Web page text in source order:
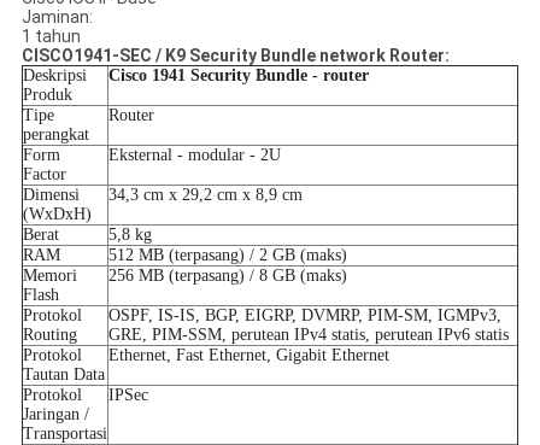
Jaminan:
1 tahun
CISCO1941-SEC / K9 Security Bundle network Router:
Deskripsi
Produk
Cisco 1941 Security Bundle - router
Tipe
perangkat
Router
Form
Factor
Eksternal - modular - 2U
Dimensi
(WxDxH)
34,3 cm x 29,2 cm x 8,9 cm
Berat
5,8 kg
RAM
512 MB (terpasang) / 2 GB (maks)
Memori
Flash
256 MB (terpasang) / 8 GB (maks)
Protokol
Routing
OSPF, IS-IS, BGP, EIGRP, DVMRP, PIM-SM, IGMPv3,
GRE, PIM-SSM, perutean IPv4 statis, perutean IPv6 statis
Protokol
Tautan Data
Ethernet, Fast Ethernet, Gigabit Ethernet
Protokol
Jaringan /
Transportasi
IPSec